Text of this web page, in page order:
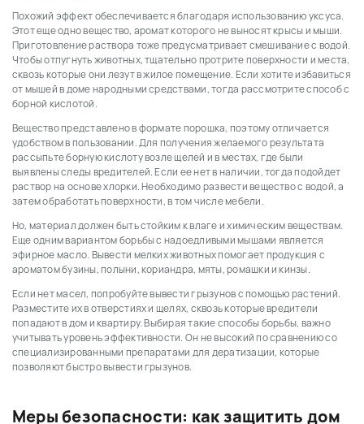
Похожий эффект обеспечивается благодаря использованию уксуса.
Этот еще одно вещество, аромат которого не выносят крысы и мыши.
Приготовление раствора тоже предусматривает смешивание с водой.
Чтобы отпугнуть животных, тщательно протрите поверхности и места,
сквозь которые они лезут в жилое помещение. Если хотите избавиться
от мышей в доме народными средствами, тогда рассмотрите способ с
борной кислотой.
Вещество представлено в формате порошка, поэтому отличается
удобством в пользовании. Для получения желаемого результата
рассыпьте борную кислоту возле щелей и в местах, где были
выявлены следы вредителей. Если ее нет в наличии, тогда подойдет
раствор на основе хлорки. Необходимо развести вещество с водой, а
затем обработать поверхности, в том числе мебели.
Но, материал должен быть стойким к влаге и химическим веществам.
Еще одним вариантом борьбы с надоедливыми мышами является
эфирное масло. Вывести мелких животных помогает продукция с
ароматом бузины, полыни, кориандра, мяты, ромашки и кинзы.
Если нет масел, попробуйте вывести грызунов с помощью растений.
Разместите их в отверстиях и щелях, сквозь которые вредители
попадают в дом и квартиру. Выбирая такие способы борьбы, важно
учитывать уровень эффективности. Он не высокий по сравнению со
специализированными препаратами для дератизации, которые
позволяют быстро вывести грызунов.
Меры безопасности: как защитить дом